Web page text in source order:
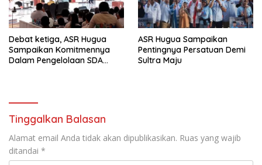
Debat ketiga, ASR Hugua
Sampaikan Komitmennya
Dalam Pengelolaan SDA
ASR Hugua Sampaikan
Pentingnya Persatuan Demi
Sultra Maju
Tinggalkan Balasan
Alamat email Anda tidak akan dipublikasikan. Ruas yang wajib
ditandai *